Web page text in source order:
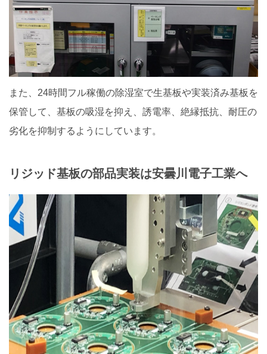
また、24時間フル稼働の除湿室で生基板や実装済み基板を
保管して、基板の吸湿を抑え、誘電率、絶縁抵抗、耐圧の
劣化を抑制するようにしています。
リジッド基板の部品実装は安曇川電子工業へ